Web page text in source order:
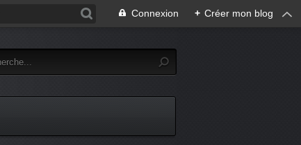
Connexion + Créer mon blog